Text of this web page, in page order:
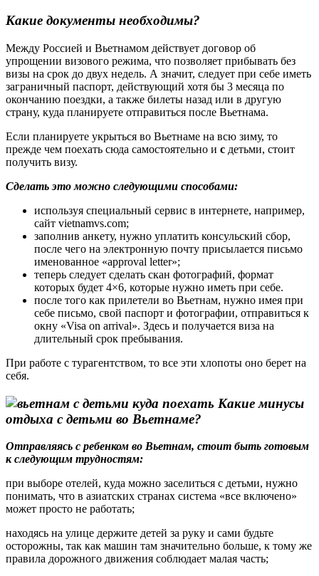
Какие документы необходимы?
Между Россией и Вьетнамом действует договор об
упрощении визового режима, что позволяет прибывать без
визы на срок до двух недель. А значит, следует при себе иметь
заграничный паспорт, действующий хотя бы 3 месяца по
окончанию поездки, а также билеты назад или в другую
страну, куда планируете отправиться после Вьетнама.
Если планируете укрыться во Вьетнаме на всю зиму, то
прежде чем поехать сюда самостоятельно и с детьми, стоит
получить визу.
Сделать это можно следующими способами:
используя специальный сервис в интернете, например,
сайт vietnamvs.com;
заполнив анкету, нужно уплатить консульский сбор,
после чего на электронную почту присылается письмо
именованное «approval letter»;
теперь следует сделать скан фотографий, формат
которых будет 4×6, которые нужно иметь при себе.
после того как прилетели во Вьетнам, нужно имея при
себе письмо, свой паспорт и фотографии, отправиться к
окну «Visa on arrival». Здесь и получается виза на
длительный срок пребывания.
При работе с турагентством, то все эти хлопоты оно берет на
себя.
Какие минусы
отдыха с детьми во Вьетнаме?
Отправляясь с ребенком во Вьетнам, стоит быть готовым
к следующим трудностям:
при выборе отелей, куда можно заселиться с детьми, нужно
понимать, что в азиатских странах система «все включено»
может просто не работать;
находясь на улице держите детей за руку и сами будьте
осторожны, так как машин там значительно больше, к тому же
правила дорожного движения соблюдает малая часть;